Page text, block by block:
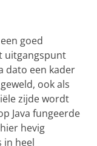
goed
uitgangspunt
dato een kader
ook als
zijde wordt
Java fungeerde
hevig
in heel